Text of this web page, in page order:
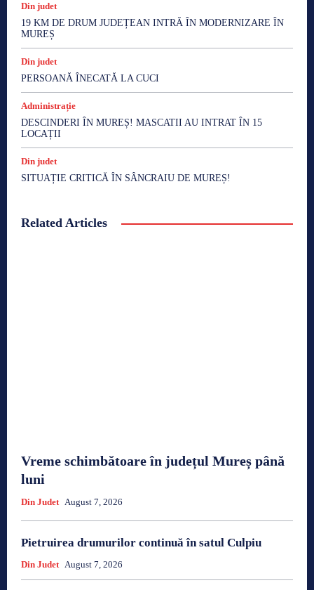
Din judet
19 KM DE DRUM JUDEȚEAN INTRĂ ÎN MODERNIZARE ÎN
MUREȘ
Din judet
PERSOANĂ ÎNECATĂ LA CUCI
Administrație
DESCINDERI ÎN MUREȘ! MASCATII AU INTRAT ÎN 15
LOCAȚII
Din judet
SITUAȚIE CRITICĂ ÎN SÂNCRAIU DE MUREȘ!
Related Articles
Vreme schimbătoare în județul Mureș până
luni
Din Judet August 7, 2026
Pietruirea drumurilor continuă în satul Culpiu
Din Judet August 7, 2026